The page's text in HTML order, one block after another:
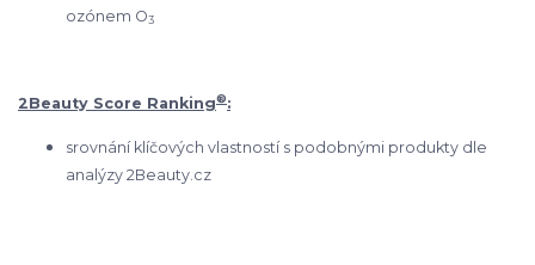
ozónem O3
2Beauty Score Ranking®:
srovnání klíčových vlastností s podobnými produkty dle
analýzy 2Beauty.cz